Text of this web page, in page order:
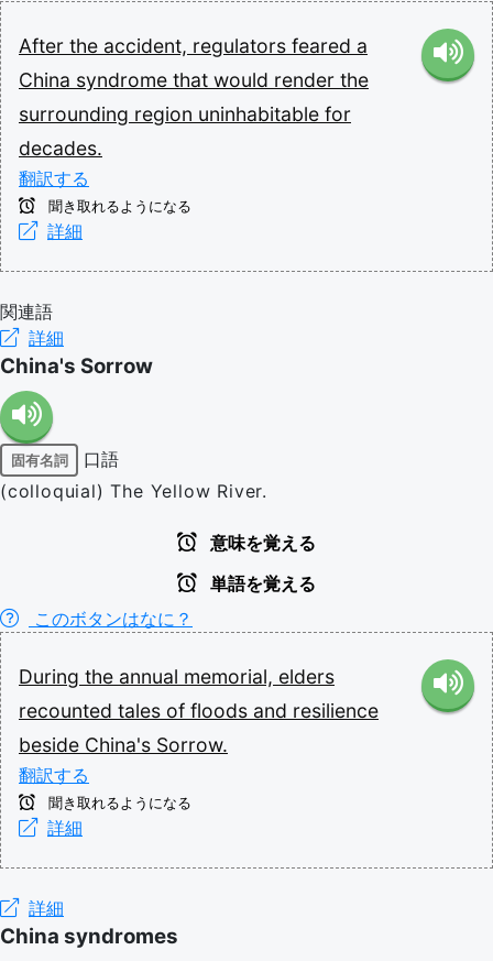
After the accident, regulators feared a
China syndrome that would render the
surrounding region uninhabitable for
decades.
翻訳する
聞き取れるようになる
詳細
関連語
詳細
China's Sorrow
固有名詞
口語
(colloquial) The Yellow River.
意味を覚える
単語を覚える
このボタンはなに？
During the annual memorial, elders
recounted tales of floods and resilience
beside China's Sorrow.
翻訳する
聞き取れるようになる
詳細
詳細
China syndromes